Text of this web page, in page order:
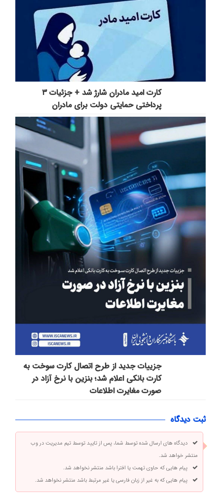
کارت امید مادران شارژ شد + جزئیات ۳
پرداختی حمایتی دولت برای مادران
جزییات جدید از طرح اتصال کارت سوخت به
کارت بانکی اعلام شد؛ بنزین با نرخ آزاد در
صورت مغایرت اطلاعات
ثبت دیدگاه
دیدگاه های ارسال شده توسط شما، پس از تایید توسط تیم مدیریت در وب
منتشر خواهد شد.
پیام هایی که حاوی تهمت یا افترا باشد منتشر نخواهد شد.
پیام هایی که به غیر از زبان فارسی یا غیر مرتبط باشد منتشر نخواهد شد.